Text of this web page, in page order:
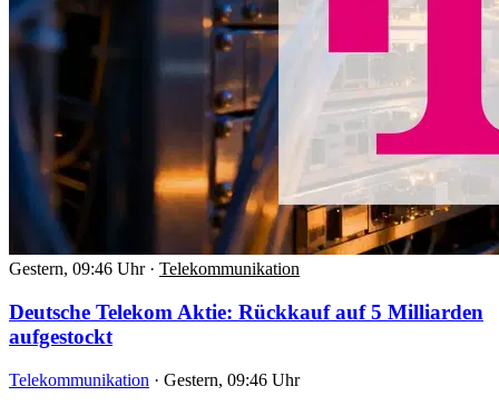
Gestern, 09:46 Uhr · Telekommunikation
Deutsche Telekom Aktie: Rückkauf auf 5 Milliarden
aufgestockt
Telekommunikation · Gestern, 09:46 Uhr